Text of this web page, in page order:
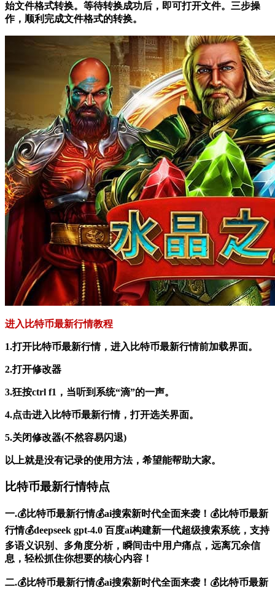
始文件格式转换。等待转换成功后，即可打开文件。三步操
作，顺利完成文件格式的转换。
进入比特币最新行情教程
1.打开比特币最新行情，进入比特币最新行情前加载界面。
2.打开修改器
3.狂按ctrl f1，当听到系统“滴”的一声。
4.点击进入比特币最新行情，打开选关界面。
5.关闭修改器(不然容易闪退)
以上就是没有记录的使用方法，希望能帮助大家。
比特币最新行情特点
一.💰比特币最新行情💰ai搜索新时代全面来袭！💰比特币最新
行情💰deepseek gpt-4.0 百度ai构建新一代超级搜索系统，支持
多语义识别、多角度分析，瞬间击中用户痛点，远离冗余信
息，轻松抓住你想要的核心内容！
二.💰比特币最新行情💰ai搜索新时代全面来袭！💰比特币最新